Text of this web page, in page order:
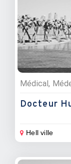
Médical,
Docteur
Hell ville